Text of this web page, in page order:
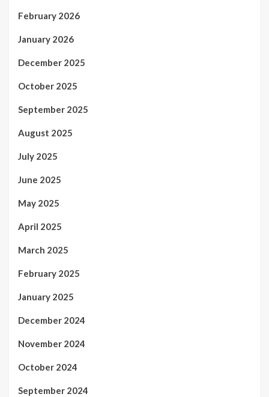
February 2026
January 2026
December 2025
October 2025
September 2025
August 2025
July 2025
June 2025
May 2025
April 2025
March 2025
February 2025
January 2025
December 2024
November 2024
October 2024
September 2024